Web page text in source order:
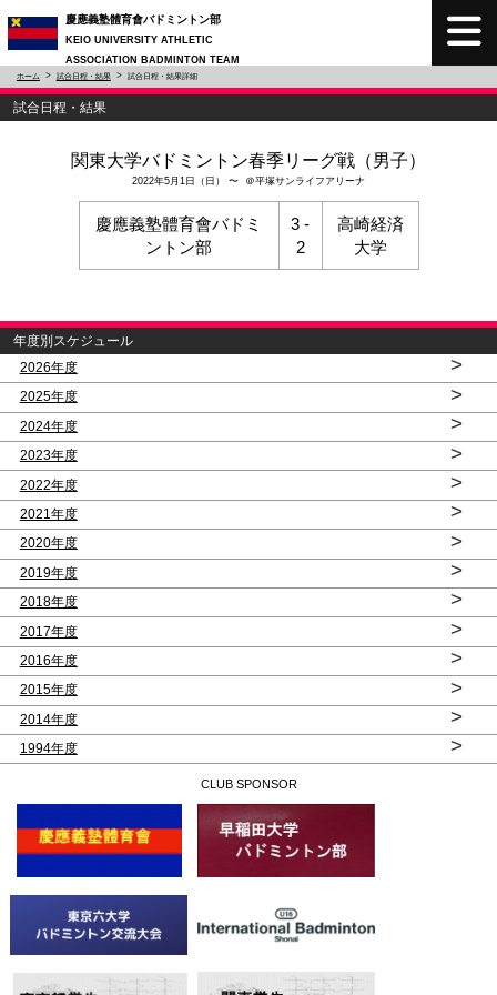
慶應義塾體育會バドミントン部
KEIO UNIVERSITY ATHLETIC
ASSOCIATION BADMINTON TEAM
ホーム 試合日程・結果 試合日程・結果詳細
試合日程・結果
関東大学バドミントン春季リーグ戦（男子）
2022年5月1日（日） 〜 ＠平塚サンライフアリーナ
慶應義塾體育會バドミ
ントン部
3 -
2
高崎経済
大学
年度別スケジュール
2026年度
>
2025年度 >
2024年度 >
2023年度 >
2022年度 >
2021年度 >
2020年度 >
2019年度 >
2018年度 >
2017年度 >
2016年度 >
2015年度 >
2014年度 >
1994年度 >
CLUB SPONSOR